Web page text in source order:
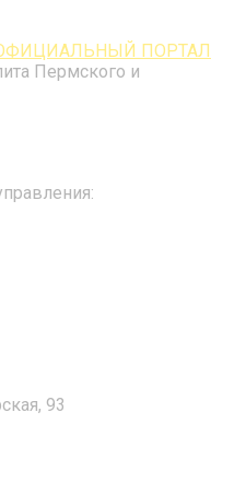
ПОРТАЛ
Пермского и
93